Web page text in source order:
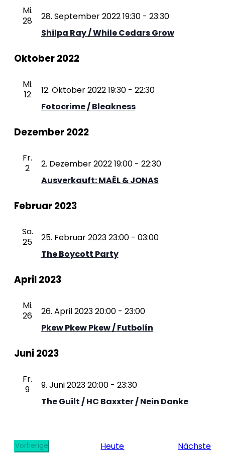
Mi.
28
Shilpa Ray / While Cedars Grow
28. September 2022 19:30- 23:30
Oktober 2022
Mi.
12
Fotocrime / Bleakness
12. Oktober 2022 19:30- 22:30
Dezember 2022
Fr.
2
Ausverkauft: MAËL & JONAS
2. Dezember 2022 19:00- 22:30
Februar 2023
Sa.
25
The Boycott Party
25. Februar 2023 23:00- 03:00
April 2023
Mi.
26
Pkew Pkew Pkew / Futbolín
26. April 2023 20:00- 23:00
Juni 2023
Fr.
9
The Guilt / HC Baxxter / Nein Danke
9. Juni 2023 20:00- 23:30
Vorherige
Veranstaltungen
Heute Nächste